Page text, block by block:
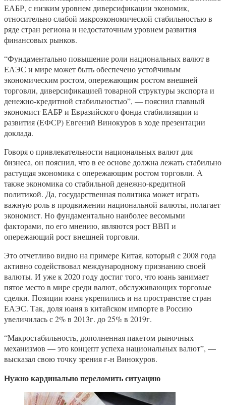
ЕАБР, с низким уровнем диверсификации экономик,
относительно слабой макроэкономической стабильностью в
ряде стран региона и недостаточным уровнем развития
финансовых рынков.
“Фундаментально повышение роли национальных валют в
ЕАЭС и мире может быть обеспечено устойчивым
экономическим ростом, опережающим ростом внешней
торговли, диверсификацией товарной структуры экспорта и
денежно-кредитной стабильностью”, — пояснил главный
экономист ЕАБР и Евразийского фонда стабилизации и
развития (ЕФСР) Евгений Винокуров в ходе презентации
доклада.
Говоря о привлекательности национальных валют для
бизнеса, он пояснил, что в ее основе должна лежать стабильно
растущая экономика с опережающим ростом торговли. А
также экономика со стабильной денежно-кредитной
политикой. Да, государственная политика может играть
важную роль в продвижении национальной валюты, полагает
экономист. Но фундаментально наиболее весомыми
факторами, по его мнению, являются рост ВВП и
опережающий рост внешней торговли.
Это отчетливо видно на примере Китая, который с 2008 года
активно содействовал международному признанию своей
валюты. И уже к 2020 году достиг того, что юань занимает
пятое место в мире среди валют, обслуживающих торговые
сделки. Позиции юаня укрепились и на пространстве стран
ЕАЭС. Так, доля юаня в китайском импорте в Россию
увеличилась с 2% в 2013г. до 25% в 2019г.
“Макростабильность, дополненная пакетом рыночных
механизмов — это концепт успеха национальных валют”, —
высказал свою точку зрения г-н Винокуров.
Нужно кардинально переломить ситуацию